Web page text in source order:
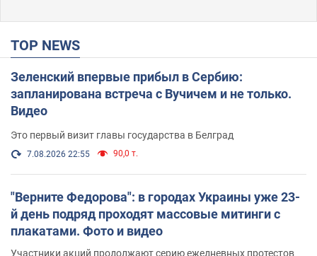
TOP NEWS
Зеленский впервые прибыл в Сербию:
запланирована встреча с Вучичем и не только.
Видео
Это первый визит главы государства в Белград
7.08.2026 22:55 90,0 т.
"Верните Федорова": в городах Украины уже 23-
й день подряд проходят массовые митинги с
плакатами. Фото и видео
Участники акций продолжают серию ежедневных протестов